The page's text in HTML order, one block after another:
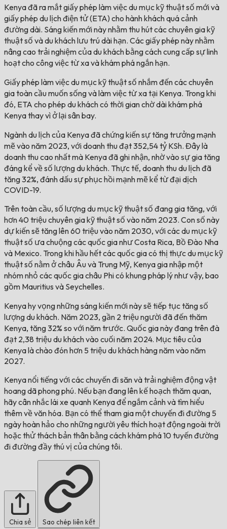
Kenya đã ra mắt giấy phép làm việc du mục kỹ thuật số mới và
giấy phép du lịch điện tử (ETA) cho hành khách quá cảnh
đường dài. Sáng kiến mới này nhằm thu hút các chuyên gia kỹ
thuật số và du khách lưu trú dài hạn. Các giấy phép này nhằm
nâng cao trải nghiệm của du khách bằng cách cung cấp sự linh
hoạt cho công việc từ xa và khám phá ngắn hạn.
Giấy phép làm việc du mục kỹ thuật số nhắm đến các chuyên
gia toàn cầu muốn sống và làm việc từ xa tại Kenya. Trong khi
đó, ETA cho phép du khách có thời gian chờ dài khám phá
Kenya thay vì ở lại sân bay.
Ngành du lịch của Kenya đã chứng kiến sự tăng trưởng mạnh
mẽ vào năm 2023, với doanh thu đạt 352,54 tỷ KSh. Đây là
doanh thu cao nhất mà Kenya đã ghi nhận, nhờ vào sự gia tăng
đáng kể về số lượng du khách. Thực tế, doanh thu du lịch đã
tăng 32%, đánh dấu sự phục hồi mạnh mẽ kể từ đại dịch
COVID-19.
Trên toàn cầu, số lượng du mục kỹ thuật số đang gia tăng, với
hơn 40 triệu chuyên gia kỹ thuật số vào năm 2023. Con số này
dự kiến sẽ tăng lên 60 triệu vào năm 2030, với các du mục kỹ
thuật số ưa chuộng các quốc gia như Costa Rica, Bồ Đào Nha
và Mexico. Trong khi hầu hết các quốc gia có thị thực du mục kỹ
thuật số nằm ở châu Âu và Trung Mỹ, Kenya gia nhập một
nhóm nhỏ các quốc gia châu Phi có khung pháp lý như vậy, bao
gồm Mauritius và Seychelles.
Kenya hy vọng những sáng kiến mới này sẽ tiếp tục tăng số
lượng du khách. Năm 2023, gần 2 triệu người đã đến thăm
Kenya, tăng 32% so với năm trước. Quốc gia này đang trên đà
đạt 2,38 triệu du khách vào cuối năm 2024. Mục tiêu của
Kenya là chào đón hơn 5 triệu du khách hàng năm vào năm
2027.
Kenya nổi tiếng với các chuyến đi săn và trải nghiệm động vật
hoang dã phong phú. Nếu bạn đang lên kế hoạch thăm quan,
hãy cân nhắc lái xe quanh Kenya để ngắm cảnh và tìm hiểu
thêm về văn hóa. Bạn có thể tham gia một chuyến đi đường 5
ngày hoàn hảo cho những người yêu thích hoạt động ngoài trời
hoặc thử thách bản thân bằng cách khám phá 10 tuyến đường
đi đường đầy thú vị của chúng tôi.
Chia sẻ Sao chép liên kết